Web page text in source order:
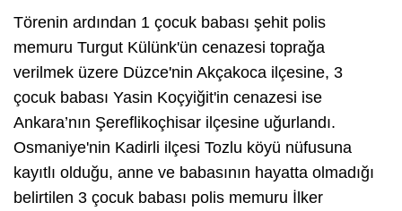
Törenin ardından 1 çocuk babası şehit polis
memuru Turgut Külünk'ün cenazesi toprağa
verilmek üzere Düzce'nin Akçakoca ilçesine, 3
çocuk babası Yasin Koçyiğit'in cenazesi ise
Ankara’nın Şereflikoçhisar ilçesine uğurlandı.
Osmaniye'nin Kadirli ilçesi Tozlu köyü nüfusuna
kayıtlı olduğu, anne ve babasının hayatta olmadığı
belirtilen 3 çocuk babası polis memuru İlker